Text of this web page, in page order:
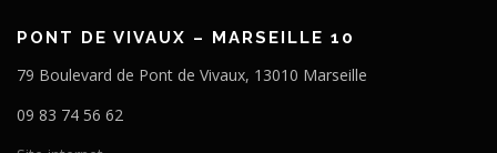
PONT DE VIVAUX – MARSEILLE 10
79 Boulevard de Pont de Vivaux, 13010 Marseille
09 83 74 56 62